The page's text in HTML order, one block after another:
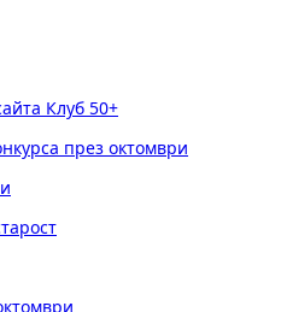
Клуб 50+
през октомври